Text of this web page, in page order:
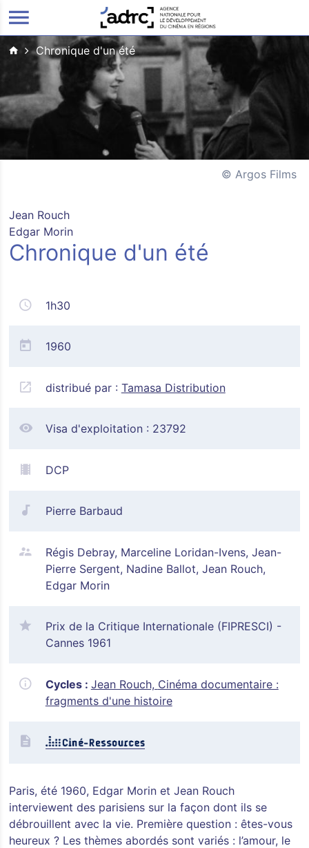
ALLER AU CONTENU PRINCIPAL
Chronique d'un été
Argos Films
Jean Rouch
Edgar Morin
Chronique d'un été
1h30
1960
distribué par : Tamasa Distribution
Visa d'exploitation : 23792
DCP
Pierre Barbaud
Régis Debray, Marceline Loridan-Ivens, Jean-
Pierre Sergent, Nadine Ballot, Jean Rouch,
Edgar Morin
Prix de la Critique Internationale (FIPRESCI) -
Cannes 1961
Cycles : Jean Rouch, Cinéma documentaire :
fragments d'une histoire
Paris, été 1960, Edgar Morin et Jean Rouch
interviewent des parisiens sur la façon dont ils se
débrouillent avec la vie. Première question : êtes-vous
heureux ? Les thèmes abordés sont variés : l’amour, le